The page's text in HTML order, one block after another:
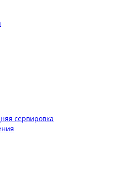
сервировка